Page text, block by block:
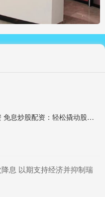
翻翻股票配资 免息炒股配资：轻松撬动股市财富
息 以期支持经济并抑制瑞